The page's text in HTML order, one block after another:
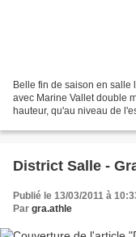
Belle fin de saison en salle
avec Marine Vallet double
hauteur, qu'au niveau de
District Salle -
Publié le 13/03/2011 à
Par gra.athle